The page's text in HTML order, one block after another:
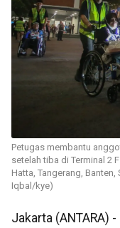
Petugas membantu
setelah tiba di Terminal 2
Hatta, Tangerang,
Iqbal/kye)
Jakarta (ANTARA)